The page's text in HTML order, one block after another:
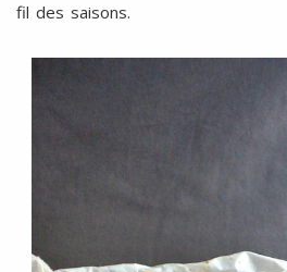
fil des saisons.